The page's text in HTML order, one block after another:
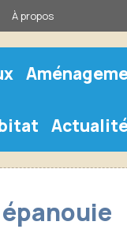
À propos